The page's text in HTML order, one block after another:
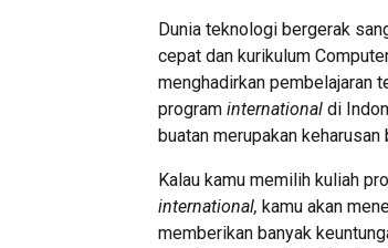
Dunia teknologi bergerak
cepat dan kurikulum
menghadirkan pembelajaran
program international di
buatan merupakan
Kalau kamu memilih kuliah
international, kamu akan
memberikan banyak